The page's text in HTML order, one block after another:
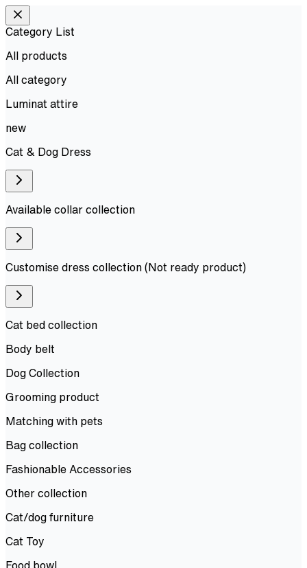
Category List
All products
All category
Luminat attire
new
Cat & Dog Dress
Available collar collection
Customise dress collection (Not ready product)
Cat bed collection
Body belt
Dog Collection
Grooming product
Matching with pets
Bag collection
Fashionable Accessories
Other collection
Cat/dog furniture
Cat Toy
Food bowl